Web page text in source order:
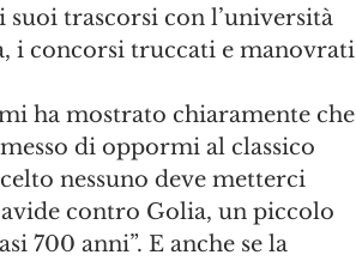
suoi trascorsi con l’università
i concorsi truccati e manovrati
ha mostrato chiaramente che
di oppormi al classico
nessuno deve metterci
contro Golia, un piccolo
700 anni”. E anche se la